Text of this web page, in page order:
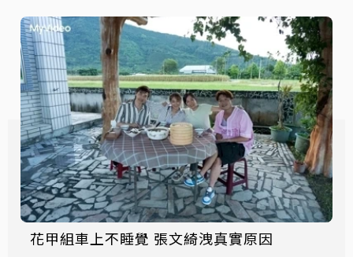
花甲組車上不睡覺 張文綺洩真實原因